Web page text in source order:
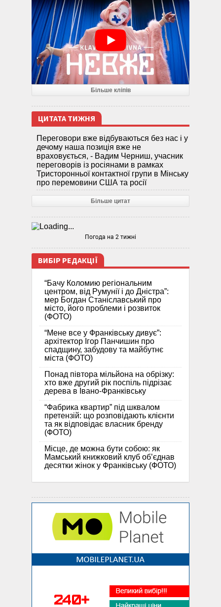
Більше кліпів
ЦИТАТА ТИЖНЯ
Переговори вже відбуваються без нас і у
дечому наша позиція вже не
враховується, - Вадим Черниш, учасник
переговорів із росіянами в рамках
Тристоронньої контактної групи в Мінську
про перемовини США та росії
Більше цитат
Погода на 2 тижні
ВИБІР РЕДАКЦІЇ
“Бачу Коломию регіональним
центром, від Румунії і до Дністра”:
мер Богдан Станіславський про
місто, його проблеми і розвиток
(ФОТО)
“Мене все у Франківську дивує”:
архітектор Ігор Панчишин про
спадщину, забудову та майбутнє
міста (ФОТО)
Понад півтора мільйона на обрізку:
хто вже другий рік поспіль підрізає
дерева в Івано-Франківську
“Фабрика квартир” під шквалом
претензій: що розповідають клієнти
та як відповідає власник бренду
(ФОТО)
Місце, де можна бути собою: як
Мамський книжковий клуб об’єднав
десятки жінок у Франківську (ФОТО)